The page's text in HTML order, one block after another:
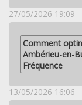
27/05/2026 19:09
Comment
Ambérieu-en-
Fréquence
13/05/2026 16:06